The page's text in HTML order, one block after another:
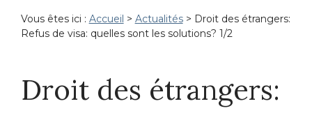
Vous êtes ici : Accueil > Actualités> Droit des étrangers:
Refus de visa: quelles sont les solutions? 1/2
Droit des étrangers: